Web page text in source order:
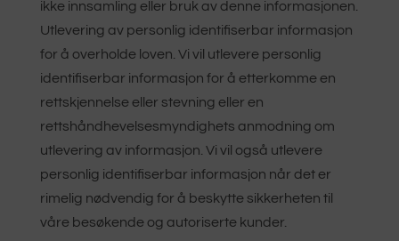
ikke innsamling eller bruk av denne informasjonen.
Utlevering av personlig identifiserbar informasjon
for å overholde loven. Vi vil utlevere personlig
identifiserbar informasjon for å etterkomme en
rettskjennelse eller stevning eller en
rettshåndhevelsesmyndighets anmodning om
utlevering av informasjon. Vi vil også utlevere
personlig identifiserbar informasjon når det er
rimelig nødvendig for å beskytte sikkerheten til
våre besøkende og autoriserte kunder.